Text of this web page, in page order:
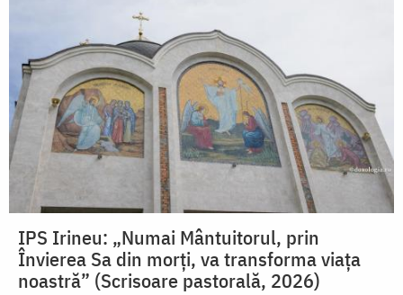
IPS Irineu: „Numai Mântuitorul, prin
Învierea Sa din morți, va transforma viața
noastră” (Scrisoare pastorală, 2026)